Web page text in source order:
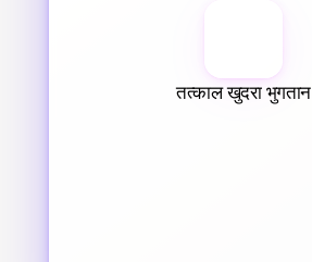
तत्काल खुदरा भुगतान